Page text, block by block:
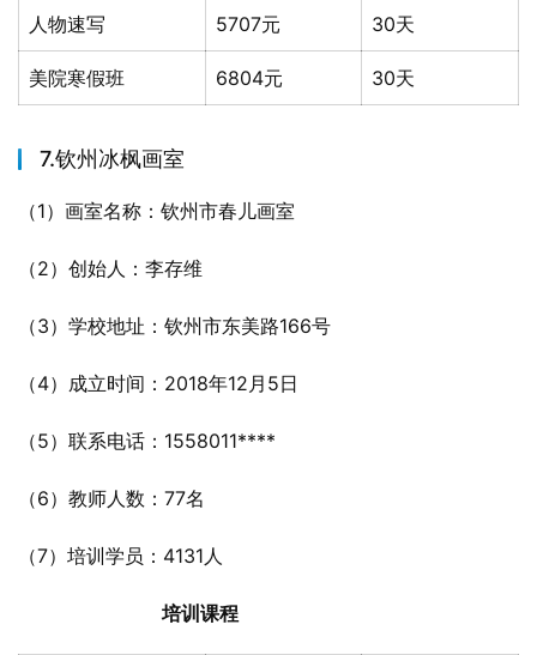
人物速写 5707元 30天
美院寒假班 6804元 30天
7.钦州冰枫画室
（1）画室名称：钦州市春儿画室
（2）创始人：李存维
（3）学校地址：钦州市东美路166号
（4）成立时间：2018年12月5日
（5）联系电话：1558011****
（6）教师人数：77名
（7）培训学员：4131人
培训课程